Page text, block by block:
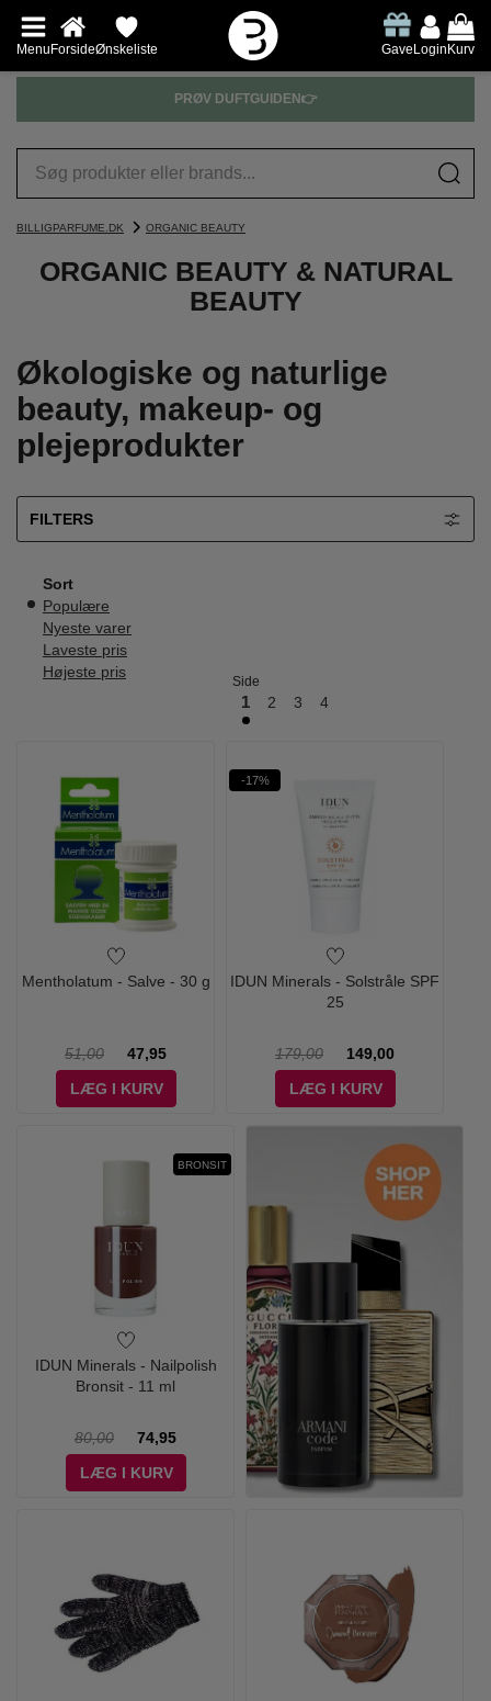
MenuForsideØnskeliste GaveLoginKurv
PRØV DUFTGUIDEN👉
BILLIGPARFUME.DK ORGANIC BEAUTY
ORGANIC BEAUTY & NATURAL
BEAUTY
Økologiske og naturlige
beauty, makeup- og
plejeprodukter
FILTERS
Sort
Populære
Nyeste varer
Laveste pris
Højeste pris
Side
1 2 3 4
Mentholatum - Salve - 30 g
51,00
47,95
LÆG I KURV
-17%
IDUN Minerals - Solstråle SPF
25
179,00
149,00
LÆG I KURV
BRONSIT
IDUN Minerals - Nailpolish
Bronsit - 11 ml
80,00
74,95
LÆG I KURV